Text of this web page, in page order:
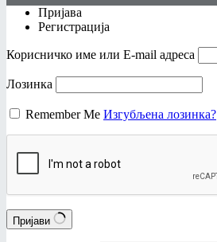
Пријава
Регистрација
Корисничко име или Е-mail адреса
Лозинка
Remember Me Изгубљена лозинка?
Пријави